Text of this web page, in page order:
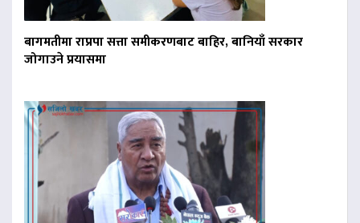
बागमतीमा राप्रपा सत्ता समीकरणबाट बाहिर, बानियाँ सरकार
जोगाउने प्रयासमा